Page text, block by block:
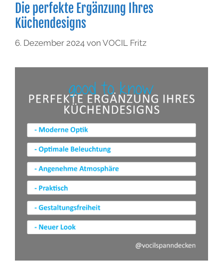
Die perfekte Ergänzung Ihres
Küchendesigns
6. Dezember 2024 von VOCIL Fritz